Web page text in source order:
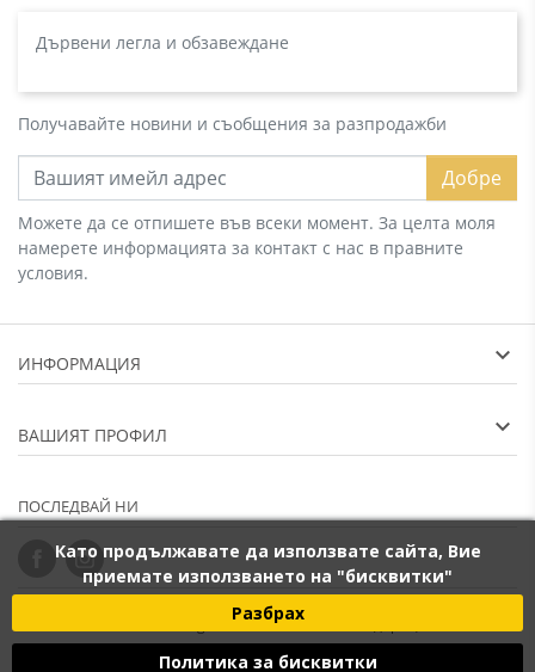
Като продължавате да използвате сайта, Вие
приемате използването на "бисквитки"
Разбрах
Политика за бисквитки
Дървени легла и обзавеждане
Получавайте новини и съобщения за разпродажби
Добре
Можете да се отпишете във всеки момент. За целта моля
намерете информацията за контакт с нас в правните
условия.
ИНФОРМАЦИЯ
ВАШИЯТ ПРОФИЛ
ПОСЛЕДВАЙ НИ
2014 - 2026 © Banana.bg - онлайн магазин за подаръци. "Векан
Груп ООД", Булстат: BG203265066